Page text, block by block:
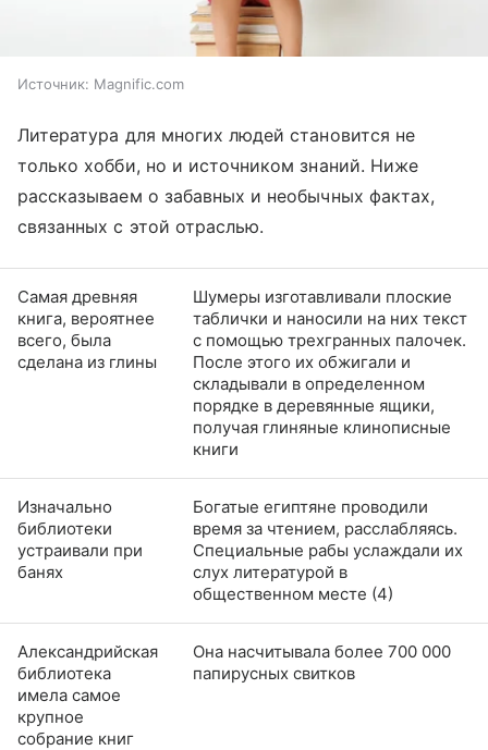
Источник: Magnific.com
Литература для многих людей становится не
только хобби, но и источником знаний. Ниже
рассказываем о забавных и необычных фактах,
связанных с этой отраслью.
Самая древняя
книга, вероятнее
всего, была
сделана из глины
Шумеры изготавливали плоские
таблички и наносили на них текст
с помощью трехгранных палочек.
После этого их обжигали и
складывали в определенном
порядке в деревянные ящики,
получая глиняные клинописные
книги
Изначально
библиотеки
устраивали при
банях
Богатые египтяне проводили
время за чтением, расслабляясь.
Специальные рабы услаждали их
слух литературой в
общественном месте (4)
Александрийская
библиотека
имела самое
крупное
собрание книг
Она насчитывала более 700 000
папирусных свитков